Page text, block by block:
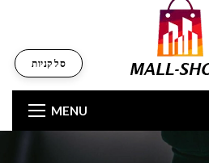
MENU
סל קניות